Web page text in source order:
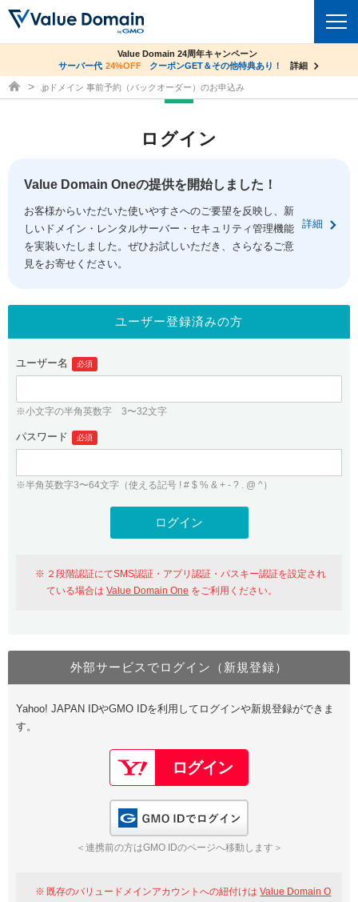
ドメイントップ
ドメイン移管
ドメイン価格一覧
ドメイン一括検索
.jpドメインオークション
gTLDオークション NEW!
.jpドメインバックオーダー
プレミアムドメイン
人気ドメインの種類
WHOIS検索
コアサーバー
バリューサーバー
XREA
セキュリティトップ
Value Domain ネットde診断
SSL証明書
サービストップ
お得意様割引
紹介制度
バリュードメインAPI
ドメイン・ホスティングOEM
facebook
ログイン
従来のバリュードメインをご利用希望の方
Value Domainにログイン
おすすめ One レンタルサーバーを含む最新の機能を使う方
Value Domain Oneにログイン
Google
GMO ID Amazon
※AmazonはValue Domain Oneのログイン画面へ遷移します
ユーザー登録
Value Domain Oneアカウント作成
以下でも登録可能
Google Yahoo!
GMO ID
co.jpドメイン✕コアサーバーV2ビジネス応援キャンペーン
サーバー料金1年間無料
詳細
Value Domain 24周年キャンペーン
サーバー代 24%OFF クーポンGET＆その他特典あり！ 詳細
ドメイン取得ならバリュードメイン
.jpドメイン 事前予約（バックオーダー）のお申込み
ログイン
Value Domain Oneの提供を開始しました！
お客様からいただいた使いやすさへのご要望を反映し、新
しいドメイン・レンタルサーバー・セキュリティ管理機能
を実装いたしました。ぜひお試しいただき、さらなるご意
見をお寄せください。
詳細
ユーザー登録済みの方
ユーザー名 必須
※小文字の半角英数字 3〜32文字
パスワード 必須
※半角英数字3〜64文字（使える記号 ! # $ % & + - ? . @ ^）
２段階認証にてSMS認証・アプリ認証・パスキー認証を設定され
ている場合はValue Domain One をご利用ください。
外部サービスでログイン（新規登録）
Yahoo! JAPAN IDやGMO IDを利用してログインや新規登録ができま
す。
＜連携前の方はGMO IDのページへ移動します＞
既存のバリュードメインアカウントへの紐付けはValue Domain O